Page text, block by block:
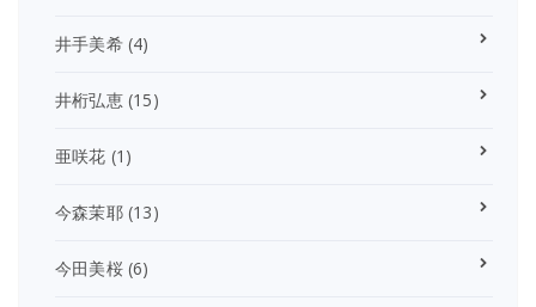
井手美希(4)
井桁弘恵(15)
亜咲花 (1)
今森茉耶(13)
今田美桜(6)